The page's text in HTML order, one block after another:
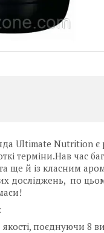
Ultimate Nutrition
терміни.Нав час
ще й із класним
досліджень, по
поєднуючи 8